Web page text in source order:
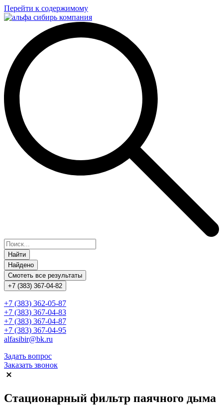
Перейти к содержимому
Найти
Найдено
Смотеть все результаты
+7 (383) 367-04-82
+7 (383) 362-05-87
+7 (383) 367-04-83
+7 (383) 367-04-87
+7 (383) 367-04-95
alfasibir@bk.ru
Задать вопрос
Заказать звонок
Стационарный фильтр паячного дыма